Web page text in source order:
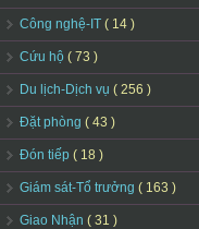
Công nghệ-IT ( 14 )
Cứu hộ ( 73 )
Du lịch-Dịch vụ ( 256 )
Đặt phòng ( 43 )
Đón tiếp ( 18 )
Giám sát-Tổ trưởng ( 163 )
Giao Nhận ( 31 )